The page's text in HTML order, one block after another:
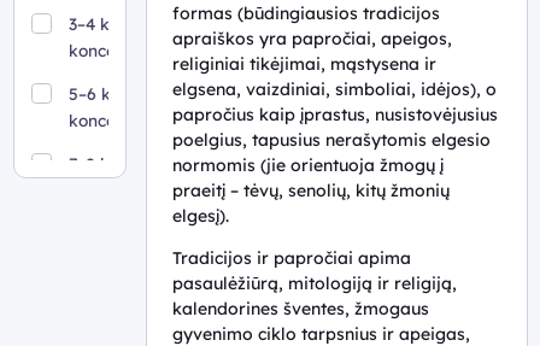
Judėjų
tikyba
Musulmonų
sunitų
3–4 klasių
koncentras
5–6 klasių
koncentras
7–8 klasių
formas (būdingiausios tradicijos
apraiškos yra papročiai, apeigos,
religiniai tikėjimai, mąstysena ir
elgsena, vaizdiniai, simboliai, idėjos), o
papročius kaip įprastus, nusistovėjusius
poelgius, tapusius nerašytomis elgesio
normomis (jie orientuoja žmogų į
praeitį – tėvų, senolių, kitų žmonių
elgesį).
Tradicijos ir papročiai apima
pasaulėžiūrą, mitologiją ir religiją,
kalendorines šventes, žmogaus
gyvenimo ciklo tarpsnius ir apeigas,